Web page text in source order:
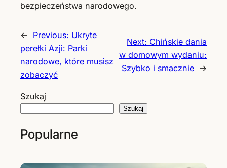
bezpieczeństwa narodowego.
← Previous: Ukryte
perełki Azji: Parki
narodowe, które musisz
zobaczyć
Next: Chińskie dania
w domowym wydaniu:
Szybko i smacznie →
Szukaj
Szukaj
Popularne